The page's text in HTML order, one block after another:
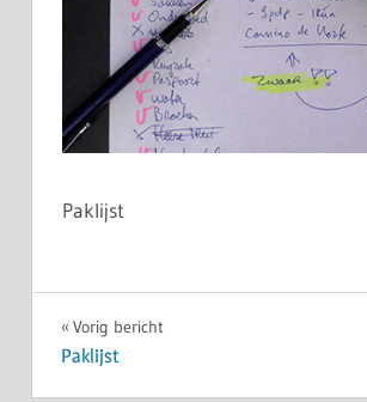
Paklijst
Bericht
navigatie
Vorig bericht
Paklijst